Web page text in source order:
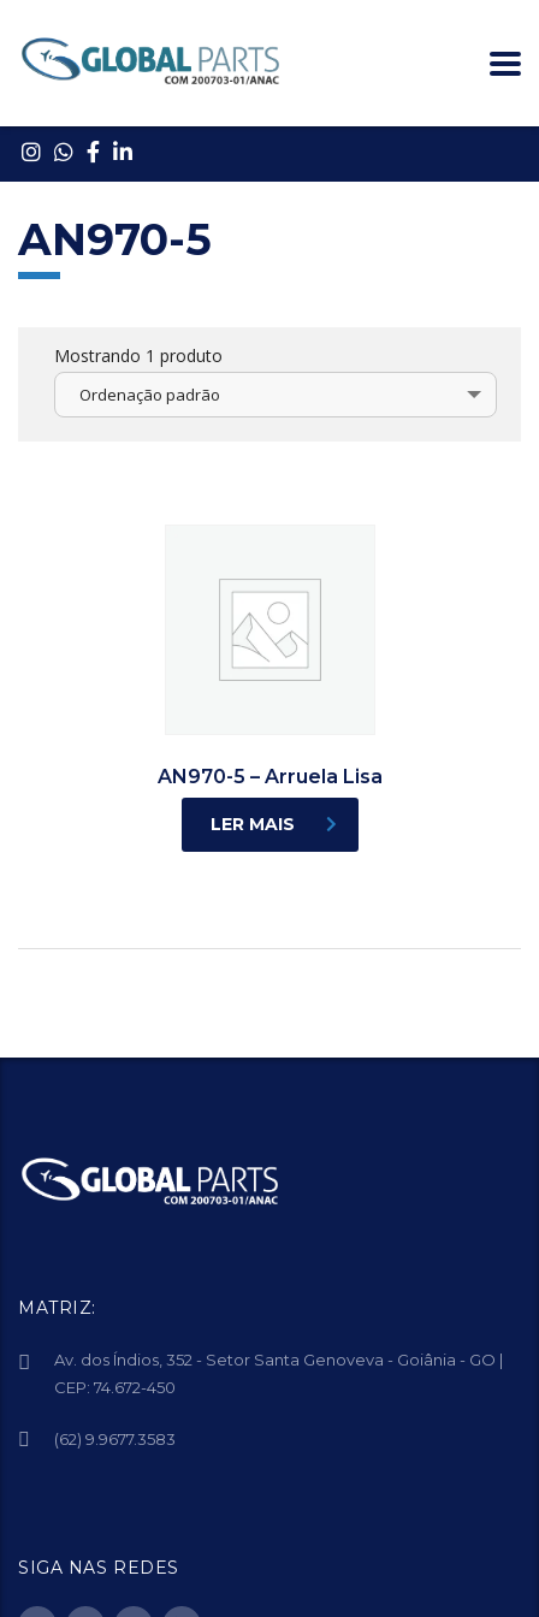
AN970-5
Mostrando 1 produto
Ordenação padrão
AN970-5 – Arruela Lisa
LER MAIS
MATRIZ:
Av. dos Índios, 352 - Setor Santa Genoveva - Goiânia - GO |
CEP: 74.672-450
(62) 9.9677.3583
SIGA NAS REDES